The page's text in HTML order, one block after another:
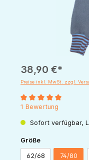
38,90 €*
Preise inkl. MwSt. zzgl.
Durchschnittliche
1 Bewertung
Sofort verfügbar,
Größeauswählen
62/68 74/80